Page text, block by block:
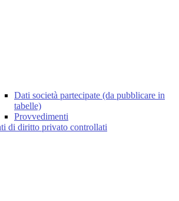
Dati società partecipate (da pubblicare in
tabelle)
Provvedimenti
di diritto privato controllati